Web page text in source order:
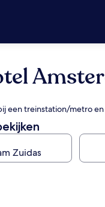
een treinstation/metro